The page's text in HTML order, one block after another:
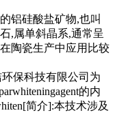
铝硅酸盐矿物,也叫
,属单斜晶系,通常呈
陶瓷生产中应用比较
环保科技有限公司为
的内
简介]:本技术涉及